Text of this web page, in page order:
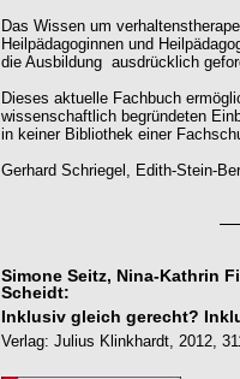
Das Wissen um
Heilpädagoginnen und
die Ausbildung ausdrücklich
Dieses aktuelle Fachbuch
wissenschaftlich begründeten
in keiner Bibliothek einer
Gerhard Schriegel, Edith-Stein-
Simone Seitz, Nina-Kathrin
Scheidt:
Inklusiv gleich gerecht?
Verlag: Julius Klinkhardt, 2012,